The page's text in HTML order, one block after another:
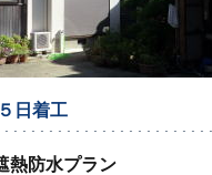
日着工
熱防水プラン